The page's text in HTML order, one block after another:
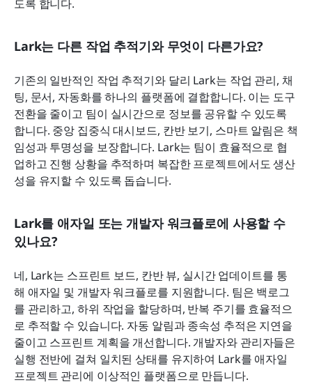
도록 합니다.
Lark는 다른 작업 추적기와 무엇이 다른가요?
기존의 일반적인 작업 추적기와 달리 Lark는 작업 관리, 채
팅, 문서, 자동화를 하나의 플랫폼에 결합합니다. 이는 도구
전환을 줄이고 팀이 실시간으로 정보를 공유할 수 있도록
합니다. 중앙 집중식 대시보드, 칸반 보기, 스마트 알림은 책
임성과 투명성을 보장합니다. Lark는 팀이 효율적으로 협
업하고 진행 상황을 추적하며 복잡한 프로젝트에서도 생산
성을 유지할 수 있도록 돕습니다.
Lark를 애자일 또는 개발자 워크플로에 사용할 수
있나요?
네, Lark는 스프린트 보드, 칸반 뷰, 실시간 업데이트를 통
해 애자일 및 개발자 워크플로를 지원합니다. 팀은 백로그
를 관리하고, 하위 작업을 할당하며, 반복 주기를 효율적으
로 추적할 수 있습니다. 자동 알림과 종속성 추적은 지연을
줄이고 스프린트 계획을 개선합니다. 개발자와 관리자들은
실행 전반에 걸쳐 일치된 상태를 유지하여 Lark를 애자일
프로젝트 관리에 이상적인 플랫폼으로 만듭니다.